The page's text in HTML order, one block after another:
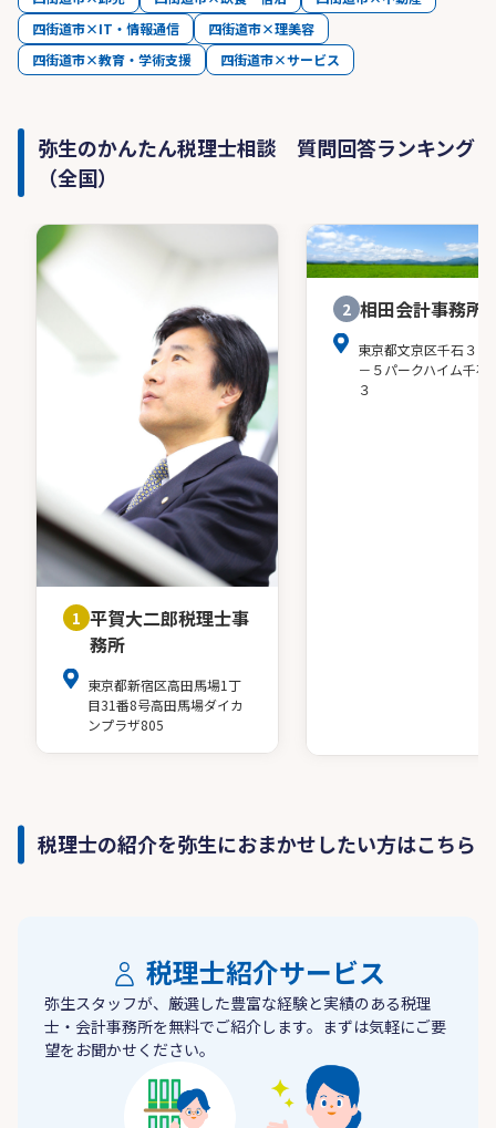
経営者の希望を実現できるよう、ご要望に応じて
お客様とともに事業計画の作成をします。
健全な利益を計上して発展できるよう、誠実なサ
四街道市×IT・情報通信
四街道市×理美容
四街道市×教育・学術支援
四街道市×サービス
弥生のかんたん税理士相談 質問回答ランキング
（全国）
1 平賀大二郎税理士事
務所
東京都新宿区高田馬場1丁
目31番8号高田馬場ダイカ
ンプラザ805
2 相田会計事務所
東京都文京区千石３－
－５パークハイム千石
３
税理士の紹介を弥生におまかせしたい方はこちら
税理士紹介サービス
弥生スタッフが、厳選した豊富な経験と実績のある税理
士・会計事務所を無料でご紹介します。まずは気軽にご要
望をお聞かせください。